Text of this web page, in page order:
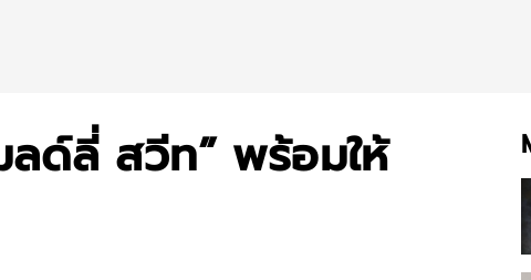
ลด์ลี่ สวีท” พร้อมให้